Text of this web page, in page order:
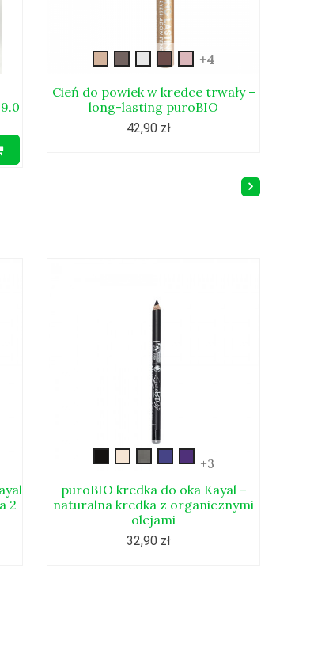
kredce-
06L
kredce-
07L
028Lsrebrny-
perłowe
029Lgranitowy-
matowe
030Lkwarc-
wykończenie-
perłowe
+4
Cień do powiek w kredce trwały –
long-lasting puroBIO
42,90 zł
2
kayal04
kayal05
+3
puroBIO kredka do oka Kayal –
naturalna kredka z organicznymi
olejami
32,90 zł